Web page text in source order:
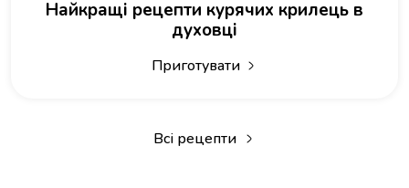
Найкращі рецепти курячих крилець в
духовці
Приготувати
Всі рецепти